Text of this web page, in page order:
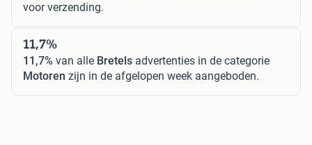
voor verzending.
11,7%
11,7% van alle Bretels advertenties in de categorie
Motoren zijn in de afgelopen week aangeboden.